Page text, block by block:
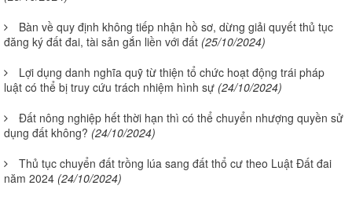
Bàn về quy định không tiếp nhận hồ sơ, dừng giải quyết thủ tục
đăng ký đất đai, tài sản gắn liền với đất (25/10/2024)
Lợi dụng danh nghĩa quỹ từ thiện tổ chức hoạt động trái pháp
luật có thể bị truy cứu trách nhiệm hình sự (24/10/2024)
Đất nông nghiệp hết thời hạn thì có thể chuyển nhượng quyền sử
dụng đất không? (24/10/2024)
Thủ tục chuyển đất trồng lúa sang đất thổ cư theo Luật Đất đai
năm 2024 (24/10/2024)